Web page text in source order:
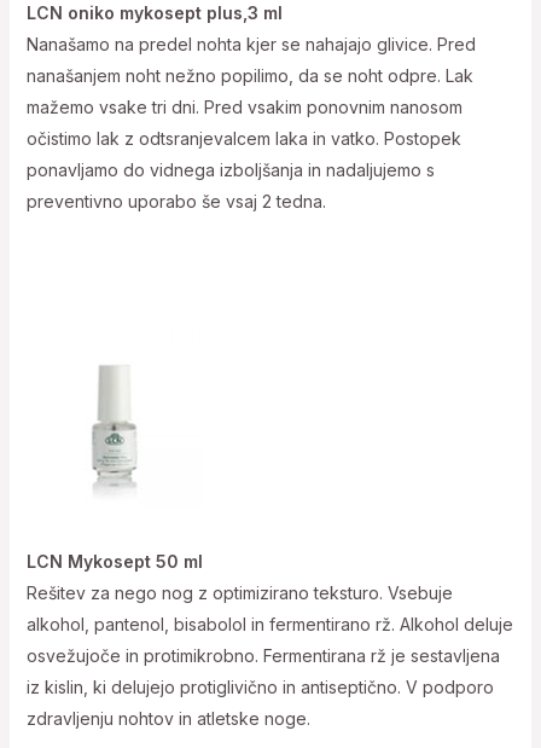
LCN oniko mykosept plus,3 ml
Nanašamo na predel nohta kjer se nahajajo glivice. Pred
nanašanjem noht nežno popilimo, da se noht odpre. Lak
mažemo vsake tri dni. Pred vsakim ponovnim nanosom
očistimo lak z odtsranjevalcem laka in vatko. Postopek
ponavljamo do vidnega izboljšanja in nadaljujemo s
preventivno uporabo še vsaj 2 tedna.
LCN Mykosept 50 ml
Rešitev za nego nog z optimizirano teksturo. Vsebuje
alkohol, pantenol, bisabolol in fermentirano rž. Alkohol deluje
osvežujoče in protimikrobno. Fermentirana rž je sestavljena
iz kislin, ki delujejo protiglivično in antiseptično. V podporo
zdravljenju nohtov in atletske noge.